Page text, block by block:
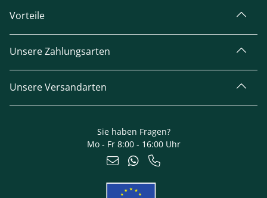
Vorteile
Unsere Zahlungsarten
Unsere Versandarten
Sie haben Fragen?
Mo - Fr 8:00 - 16:00 Uhr